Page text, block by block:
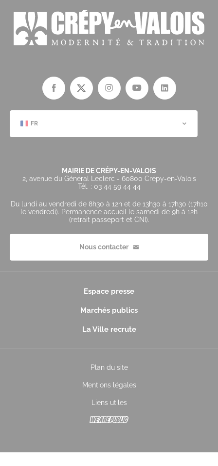
FR
MAIRIE DE CRÉPY-EN-VALOIS
2, avenue du Général Leclerc - 60800 Crépy-en-Valois
Tél. : 03 44 59 44 44
Du lundi au vendredi de 8h30 à 12h et de 13h30 à 17h30 (17h10
le vendredi). Permanence accueil le samedi de 9h à 12h
(retrait passeport et CNI).
Nous contacter
Espace presse
Marchés publics
La Ville recrute
Plan du site
Mentions légales
Liens utiles